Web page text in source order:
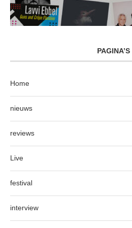
PAGINA’S
Home
nieuws
reviews
Live
festival
interview